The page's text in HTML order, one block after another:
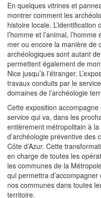
En quelques vitrines et
montrer comment les
histoire locale.
l’homme et l’animal,
mer ou encore la manière de
archéologiques sont autant
permettent également de
Nice jusqu’à l’étranger.
travaux conduits par le
domaines de l’archéologie
Cette exposition
service qui va, dans les
entièrement métropolitain à
d’archéologie préventive des
Côte d’Azur. Cette
en charge de toutes les
les communes de la
qui permettra
nos communes dans toutes
territoire.